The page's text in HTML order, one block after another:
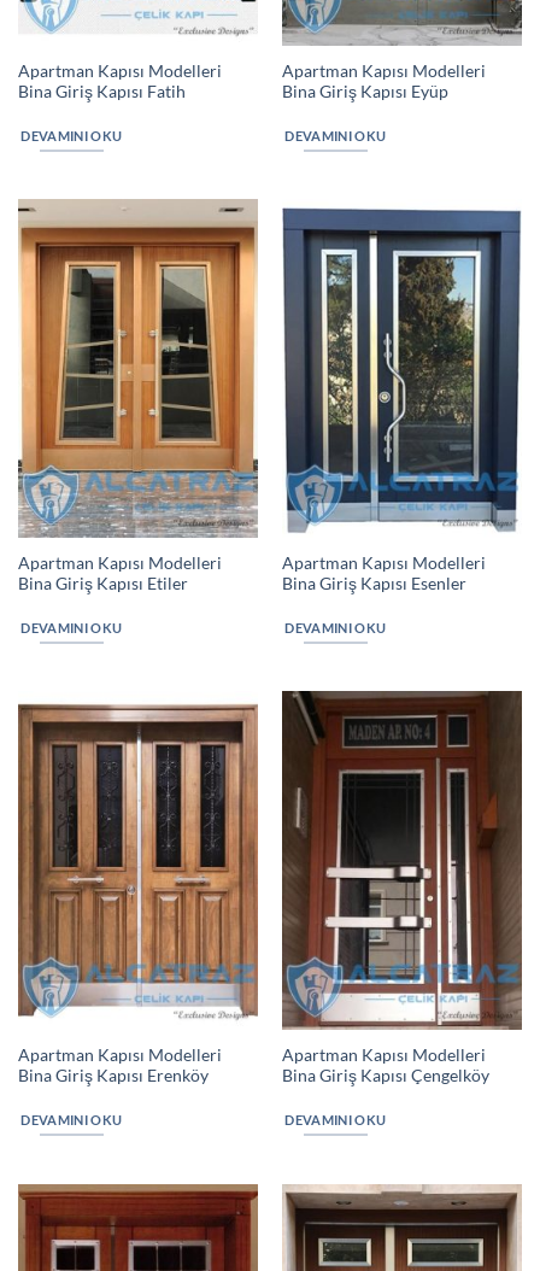
Apartman Kapısı Modelleri
Bina Giriş Kapısı Fatih
DEVAMINI OKU
Apartman Kapısı Modelleri
Bina Giriş Kapısı Eyüp
DEVAMINI OKU
Apartman Kapısı Modelleri
Bina Giriş Kapısı Etiler
DEVAMINI OKU
Apartman Kapısı Modelleri
Bina Giriş Kapısı Esenler
DEVAMINI OKU
Apartman Kapısı Modelleri
Bina Giriş Kapısı Erenköy
DEVAMINI OKU
Apartman Kapısı Modelleri
Bina Giriş Kapısı Çengelköy
DEVAMINI OKU